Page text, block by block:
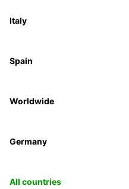
Italy
Spain
Worldwide
Germany
All countries